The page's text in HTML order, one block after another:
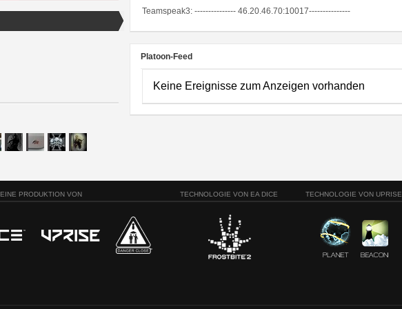
Teamspeak3: --------------- 46.20.46.70:10017---------------
Platoon-Feed
Keine Ereignisse zum Anzeigen vorhanden
EINE PRODUKTION VON TECHNOLOGIE VON EA DICE TECHNOLOGIE VON UPRISE